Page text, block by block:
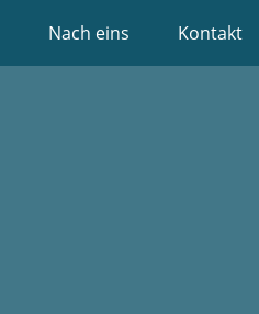
Nach eins Kontakt